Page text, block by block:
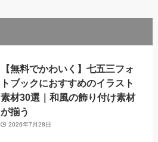
【無料でかわいく】七五三フォ
トブックにおすすめのイラスト
素材30選｜和風の飾り付け素材
が揃う
2026年7月28日